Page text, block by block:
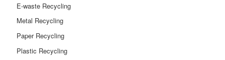
E-waste Recycling
Metal Recycling
Paper Recycling
Plastic Recycling